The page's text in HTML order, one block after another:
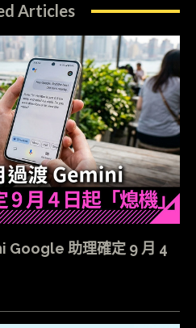
Articles
Google 助理確定 9 月 4